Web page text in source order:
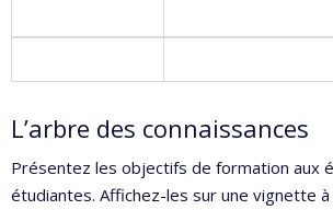
L’arbre des connaissances
Présentez les objectifs de formation aux
étudiantes. Affichez-les sur une vignette